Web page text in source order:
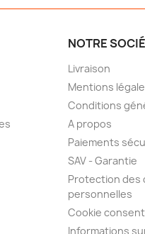
NOTRE
Livraison
Mentions
Conditions
A propos
Paiements
SAV - Garantie
Protection des
personnelles
Cookie consent
Informations